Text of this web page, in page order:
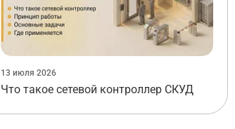
13 июля 2026
Что такое сетевой контроллер СКУД